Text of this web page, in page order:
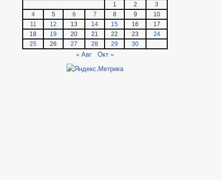
1 2
3
4
5 6 7 8 9
10
11
12 13 14 15 16
17
18
19 20 21 22 23
24
25
26 27 28 29 30
« Авг Окт »